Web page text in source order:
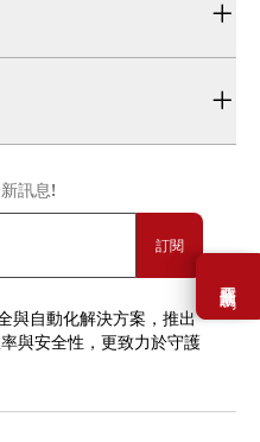
需要幫助嗎？
訊息!
訂閱
與自動化解決方案，推出
與安全性，更致力於守護